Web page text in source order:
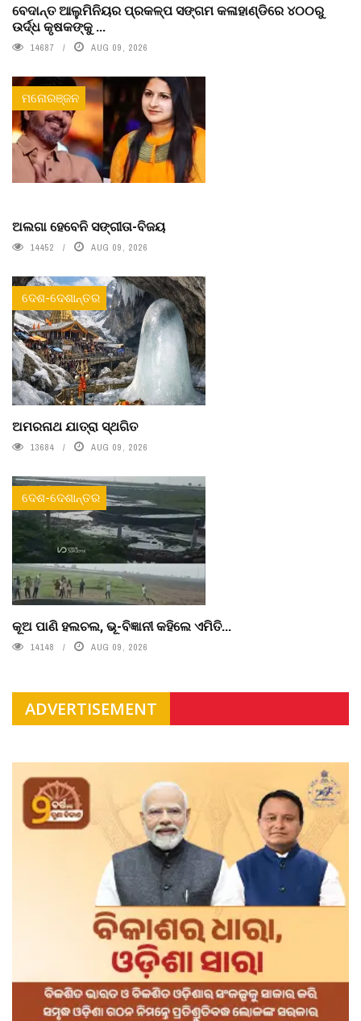
ବେଦାନ୍ତ ଆଲୁମିନିୟର ପ୍ରକଳ୍ପ ସଙ୍ଗମ କଳାହାଣ୍ଡିରେ ୪୦୦ରୁ
ଉର୍ଦ୍ଧ କୃଷକଙ୍କୁ ...
14687 AUG 09, 2026
ମନୋରଞ୍ଜନ
ଅଲଗା ହେବେନି ସଙ୍ଗୀତା-ବିଜୟ
14452 AUG 09, 2026
ଦେଶ-ଦେଶାନ୍ତର
ଅମରନାଥ ଯାତ୍ରା ସ୍ଥଗିତ
13684 AUG 09, 2026
ଦେଶ-ଦେଶାନ୍ତର
କୂଅ ପାଣି ହଲଚଲ, ଭୂ-ବିଜ୍ଞାନୀ କହିଲେ ଏମିତି...
14148 AUG 09, 2026
ADVERTISEMENT